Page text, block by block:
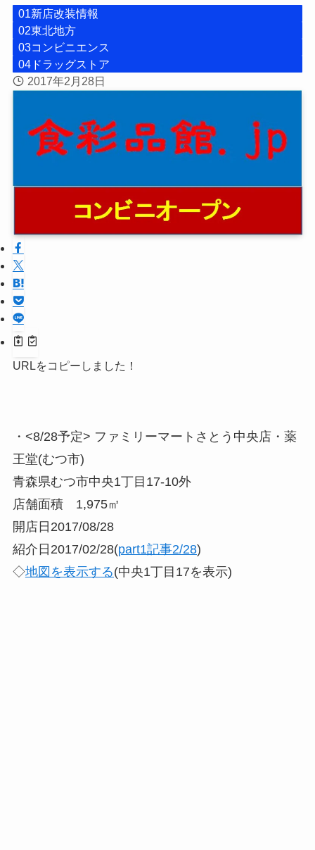
01新店改装情報
02東北地方
03コンビニエンス
04ドラッグストア
2017年2月28日
URLをコピーしました！
・<8/28予定> ファミリーマートさとう中央店・薬
王堂(むつ市)
青森県むつ市中央1丁目17-10外
店舗面積 1,975㎡
開店日2017/08/28
紹介日2017/02/28(part1記事2/28)
◇地図を表示する(中央1丁目17を表示)